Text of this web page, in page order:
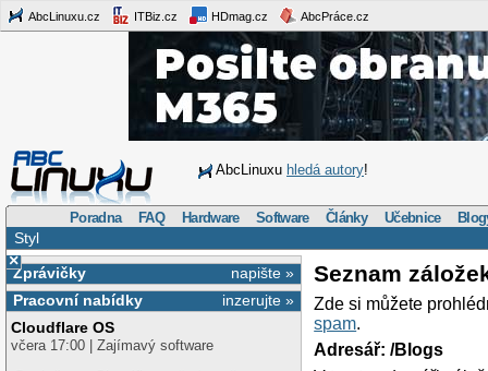
AbcLinuxu.cz ITBiz.cz HDmag.cz AbcPráce.cz
AbcLinuxu hledá autory!
Poradna FAQ Hardware Software Články Učebnice
Styl
×
napište »
Zprávičky
inzerujte »
Pracovní nabídky
Cloudflare OS
včera 17:00 | Zajímavý software
Seznam
Zde si můžete
spam.
Adresář: /Blogs